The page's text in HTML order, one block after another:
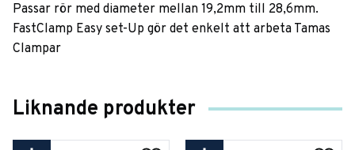
Passar rör med diameter mellan 19,2mm till 28,6mm.
FastClamp Easy set-Up gör det enkelt att arbeta Tamas
Clampar
Liknande produkter